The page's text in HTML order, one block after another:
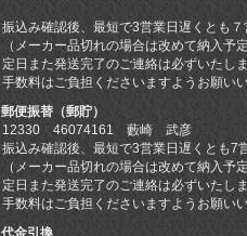
振込み確認後、最短で3営業日遅くとも７
（メーカー品切れの場合は改めて納入予
定日また発送完了のご連絡は必ずいたし
手数料はご負担くださいますようお願いい
郵便振替（郵貯）
12330 46074161 藪崎 武彦
振込み確認後、最短で3営業日遅くとも7
（メーカー品切れの場合は改めて納入予
定日また発送完了のご連絡は必ずいたし
手数料はご負担くださいますようお願いい
代金引換